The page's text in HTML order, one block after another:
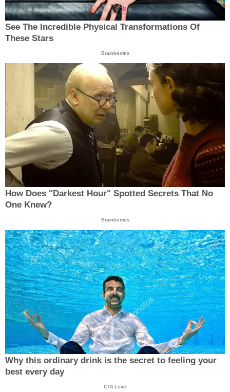
See The Incredible Physical Transformations Of
These Stars
Brainberries
How Does "Darkest Hour" Spotted Secrets That No
One Knew?
Brainberries
Why this ordinary drink is the secret to feeling your
best every day
CTA Love